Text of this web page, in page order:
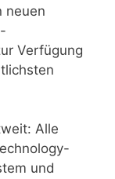
neuen
Verfügung
Alle
und